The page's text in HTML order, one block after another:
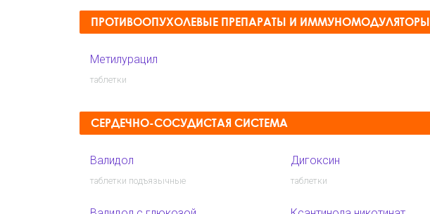
ПРОТИВООПУХОЛЕВЫЕ ПРЕПАРАТЫ И ИММУНОМОДУЛЯТОРЫ
Метилурацил
таблетки
СЕРДЕЧНО-СОСУДИСТАЯ СИСТЕМА
Валидол
таблетки подъязычные
Дигоксин
таблетки